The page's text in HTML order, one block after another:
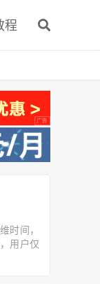
程
时间，
用户仅